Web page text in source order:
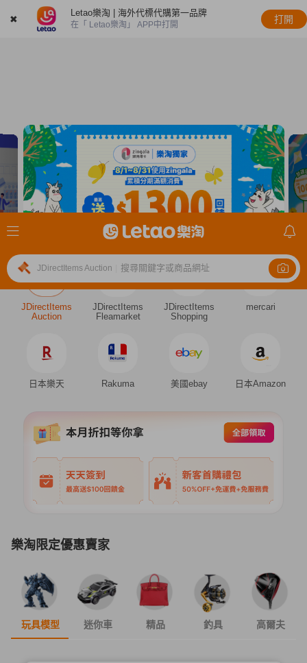
✖
Letao樂淘 | 海外代標代購第一品牌
在「 Letao樂淘」 APP中打開
打開
JDirectItems Auction 搜尋關鍵字或商品網址
JDirectItems
Auction
JDirectItems
Fleamarket
JDirectItems
Shopping
mercari
日本樂天 Rakuma 美國ebay 日本Amazon
樂淘限定優惠賣家
玩具模型 迷你車 精品 釣具 高爾夫